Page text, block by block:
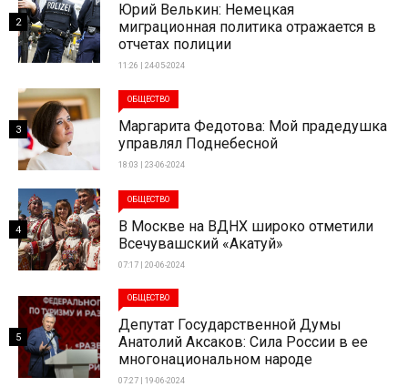
Юрий Велькин: Немецкая
миграционная политика отражается в
отчетах полиции
11:26 | 24-05-2024
2
ОБЩЕСТВО
Маргарита Федотова: Мой прадедушка
управлял Поднебесной
18:03 | 23-06-2024
3
ОБЩЕСТВО
В Москве на ВДНХ широко отметили
Всечувашский «Акатуй»
07:17 | 20-06-2024
4
ОБЩЕСТВО
Депутат Государственной Думы
Анатолий Аксаков: Сила России в ее
многонациональном народе
07:27 | 19-06-2024
5